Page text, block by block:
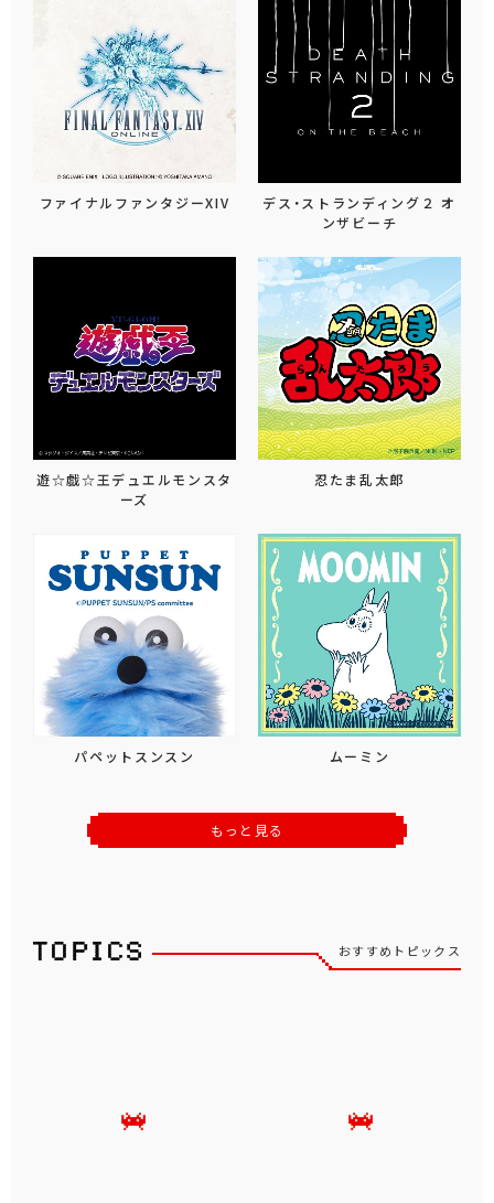
ファイナルファンタジーXIV
デス・ストランディング２ オ
ンザビーチ
遊☆戯☆王デュエルモンスタ
ーズ
忍たま乱太郎
パペットスンスン ムーミン
もっと見る
おすすめトピックス